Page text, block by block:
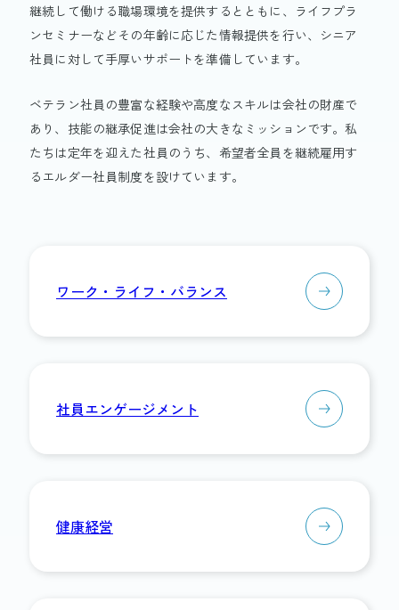
継続して働ける職場環境を提供するとともに、ライフプラ
ンセミナーなどその年齢に応じた情報提供を行い、シニア
社員に対して手厚いサポートを準備しています。
ベテラン社員の豊富な経験や高度なスキルは会社の財産で
あり、技能の継承促進は会社の大きなミッションです。私
たちは定年を迎えた社員のうち、希望者全員を継続雇用す
るエルダー社員制度を設けています。
ワーク・ライフ・バランス
社員エンゲージメント
健康経営